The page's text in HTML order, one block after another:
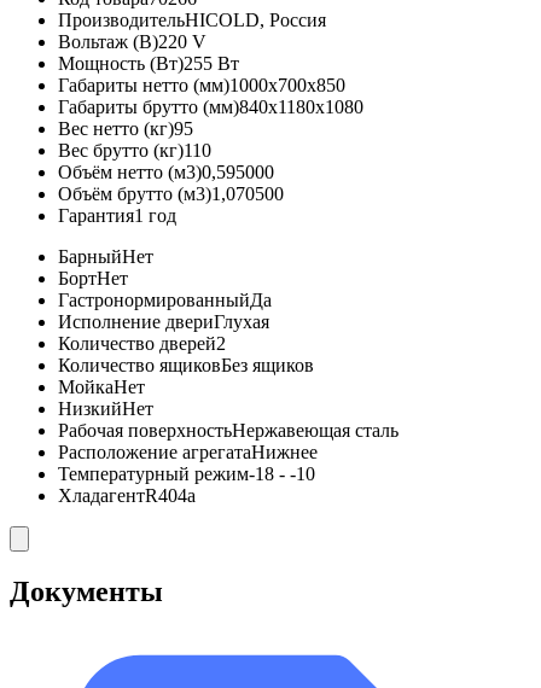
ПроизводительHICOLD, Россия
Вольтаж (В)220 V
Мощность (Вт)255 Вт
Габариты нетто (мм)1000x700x850
Габариты брутто (мм)840x1180x1080
Вес нетто (кг)95
Вес брутто (кг)110
Объём нетто (м3)0,595000
Объём брутто (м3)1,070500
Гарантия1 год
БарныйНет
БортНет
ГастронормированныйДа
Исполнение двериГлухая
Количество дверей2
Количество ящиковБез ящиков
МойкаНет
НизкийНет
Рабочая поверхностьНержавеющая сталь
Расположение агрегатаНижнее
Температурный режим-18 - -10
ХладагентR404a
Документы